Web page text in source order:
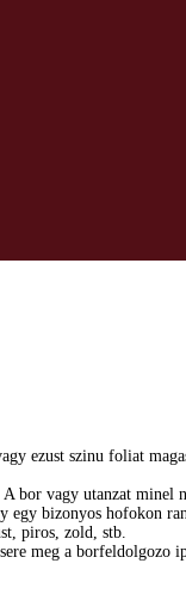
ezust szinu foliat
bor vagy utanzat minel
bizonyos hofokon
piros, zold, stb.
meg a borfeldolgozo